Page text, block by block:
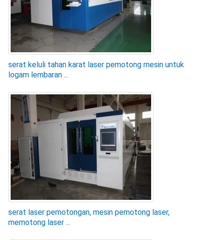
serat keluli tahan karat laser pemotong mesin untuk
logam lembaran ...
serat laser pemotongan, mesin pemotong laser,
memotong laser ...